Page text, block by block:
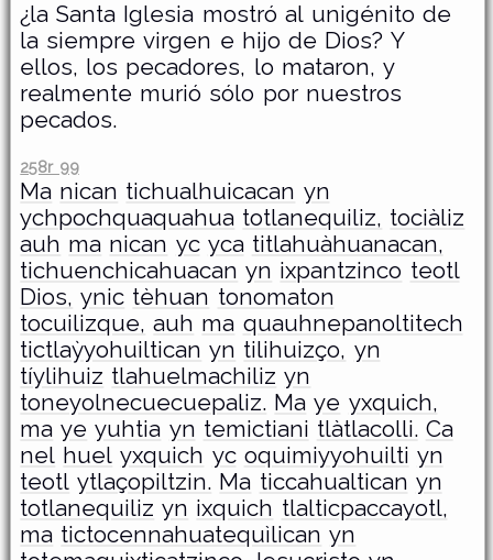
¿la Santa Iglesia mostró al unigénito de
la siempre virgen e hijo de Dios? Y
ellos, los pecadores, lo mataron, y
realmente murió sólo por nuestros
pecados.
258r 99
Ma nican tichualhuicacan yn
ychpochquaquahua totlanequiliz, tociàliz
auh ma nican yc yca titlahuàhuanacan,
tichuenchicahuacan yn ixpantzinco teotl
Dios, ynic tèhuan tonomaton
tocuilizque, auh ma quauhnepanoltitech
tictlaỳyohuiltican yn tilihuizço, yn
tíylihuiz tlahuelmachiliz yn
toneyolnecuecuepaliz. Ma ye yxquich,
ma ye yuhtia yn temictiani tlàtlacolli. Ca
nel huel yxquich yc oquimiyyohuilti yn
teotl ytlaçopiltzin. Ma ticcahualtican yn
totlanequiliz yn ixquich tlalticpaccayotl,
ma tictocennahuatequìlican yn